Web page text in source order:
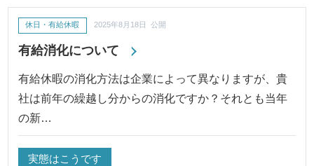
有給消化について
休日・有給休暇 2025年8月18日 公開
有給休暇の消化方法は企業によって異なりますが、貴
社は前年の繰越し分からの消化ですか？それとも当年
の新…
実態はこうです